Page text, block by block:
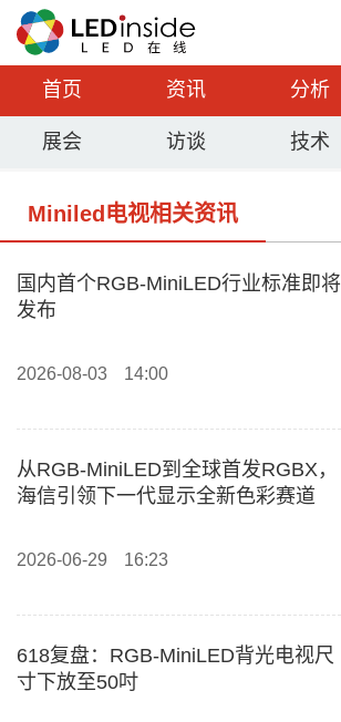
首页 资讯 分析
展会 访谈 技术
Miniled电视相关资讯
国内首个RGB-MiniLED行业标准即将
发布
2026-08-03 14:00
从RGB-MiniLED到全球首发RGBX，
海信引领下一代显示全新色彩赛道
2026-06-29 16:23
618复盘：RGB-MiniLED背光电视尺
寸下放至50吋